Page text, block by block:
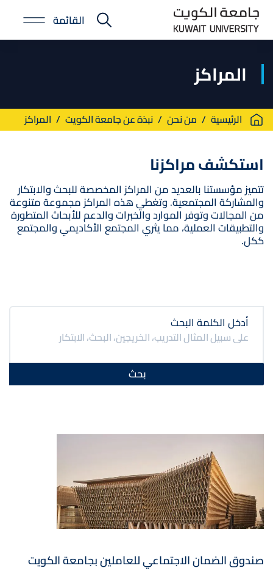
Skip
main
E-
Portal
القائمة
المراكز
Breadcrumb
الرئيسية من نحن نبذة عن جامعة الكويت المراكز
استكشف مراكزنا
تتميز مؤسستنا بالعديد من المراكز المخصصة للبحث والابتكار
والمشاركة المجتمعية. وتغطي هذه المراكز مجموعة متنوعة
من المجالات وتوفر الموارد والخبرات والدعم للأبحاث المتطورة
والتطبيقات العملية، مما يثري المجتمع الأكاديمي والمجتمع
ككل.
أدخل الكلمة البحث
صندوق الضمان الاجتماعي للعاملين بجامعة الكويت